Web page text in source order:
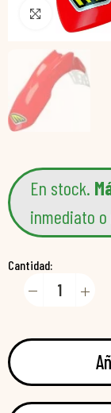
Pincha
En stock.
inmediato
Cantidad: